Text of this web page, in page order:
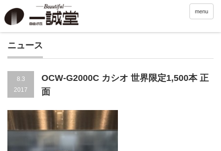
menu
ニュース
8.3
2017
OCW-G2000C カシオ 世界限定1,500本 正
面